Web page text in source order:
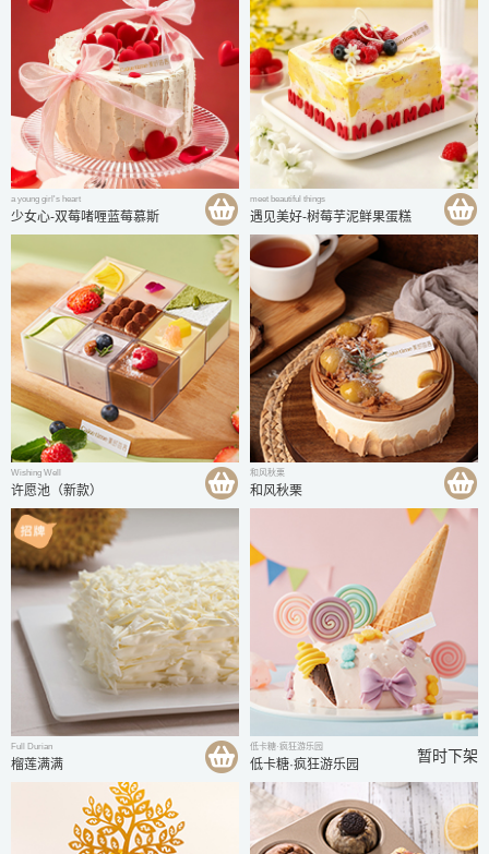
a young girl's heart
少女心-双莓啫喱蓝莓慕斯
meet beautiful things
遇见美好-树莓芋泥鲜果蛋糕
Wishing Well
许愿池（新款）
和风秋栗
和风秋栗
Full Durian
榴莲满满
低卡糖·疯狂游乐园
低卡糖·疯狂游乐园 暂时下架